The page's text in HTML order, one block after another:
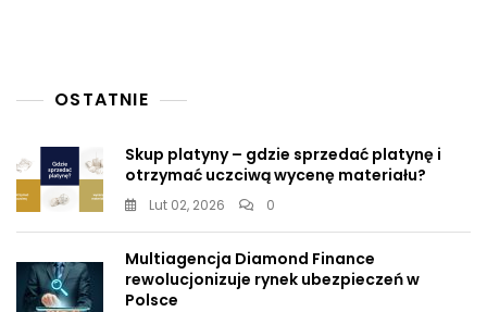
OSTATNIE
Skup platyny – gdzie sprzedać platynę i
otrzymać uczciwą wycenę materiału?
Lut 02, 2026 0
Multiagencja Diamond Finance
rewolucjonizuje rynek ubezpieczeń w
Polsce